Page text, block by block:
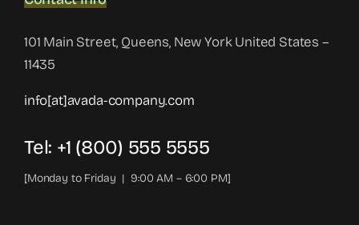
101 Main Street, Queens, New York United States –
11435
info[at]avada-company.com
Tel: +1 (800) 555 5555
[Monday to Friday | 9:00 AM – 6:00 PM]